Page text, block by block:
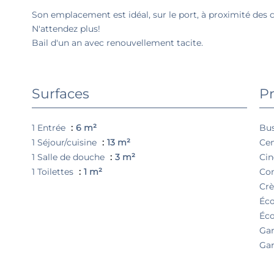
Son emplacement est idéal, sur le port, à proximité des
N'attendez plus!
Bail d'un an avec renouvellement tacite.
Surfaces
1 Entrée
6 m²
1 Séjour/cuisine
13 m²
1 Salle de douche
3 m²
1 Toilettes
1 m²